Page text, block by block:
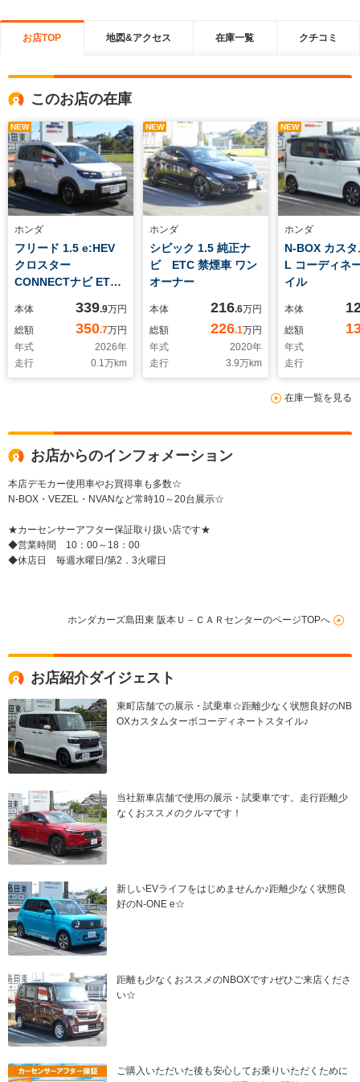
お店TOP 地図&アクセス 在庫一覧 クチコミ
このお店の在庫
NEW
ホンダ
フリード 1.5 e:HEV
クロスター
CONNECTナビ ETC
本体 339.9万円
総額
350.7万円
年式
2026年
走行
0.1万km
NEW
ホンダ
シビック 1.5 純正ナ
ビ ETC 禁煙車 ワン
オーナー
本体 216.6万円
総額
226.1万円
年式
2020年
走行
3.9万km
NEW
ホンダ
N-BOX カス
L コーディネ
イル
本体
総額
年式
走行
在庫一覧を見る
お店からのインフォメーション
本店デモカー使用車やお買得車も多数☆
N-BOX・VEZEL・NVANなど常時10～20台展示☆
★カーセンサーアフター保証取り扱い店です★
◆営業時間 10：00～18：00
◆休店日 毎週水曜日/第2．3火曜日
ホンダカーズ島田東 阪本Ｕ－ＣＡＲセンターのページTOPへ
お店紹介ダイジェスト
東町店舗での展示・試乗車☆距離少なく状態良好のNB
OXカスタムターボコーディネートスタイル♪
当社新車店舗で使用の展示・試乗車です。走行距離少
なくおススメのクルマです！
新しいEVライフをはじめませんか♪距離少なく状態良
好のN-ONE e☆
距離も少なくおススメのNBOXです♪ぜひご来店くださ
い☆
ご購入いただいた後も安心してお乗りいただくために